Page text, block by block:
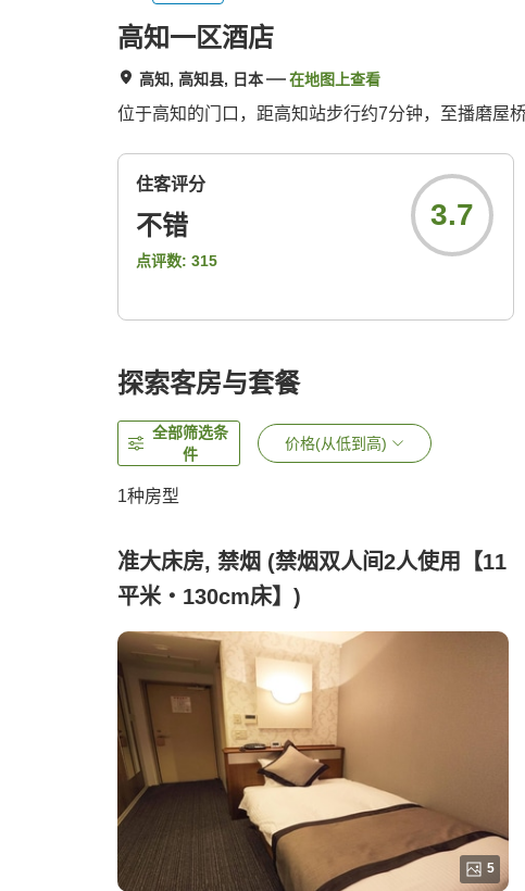
高知一区酒店
高知, 高知县, 日本 在地图上查看
位于高知的门口，距高知站步行约7分钟，至播磨屋
住客评分
不错
点评数: 315
3.7
探索客房与套餐
全部筛选条
件
价格(从低到高)
1种房型
准大床房, 禁烟 (禁烟双人间2人使用【11
平米・130cm床】)
5